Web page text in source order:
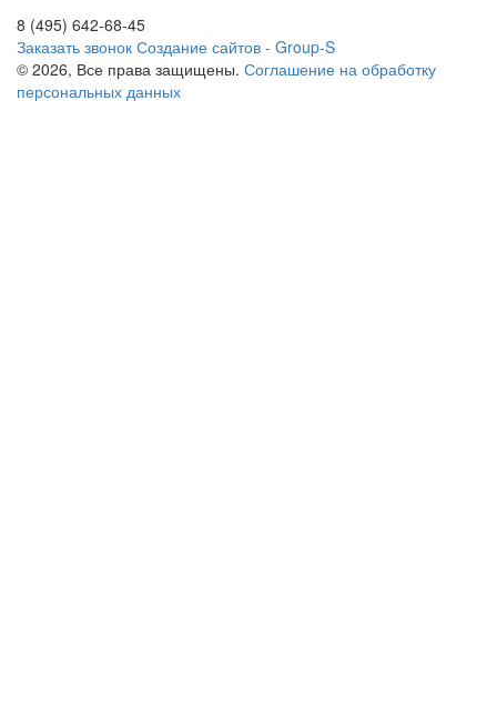
8 (495) 642-68-45
Заказать звонок Создание сайтов - Group-S
© 2026, Все права защищены. Соглашение на обработку
персональных данных